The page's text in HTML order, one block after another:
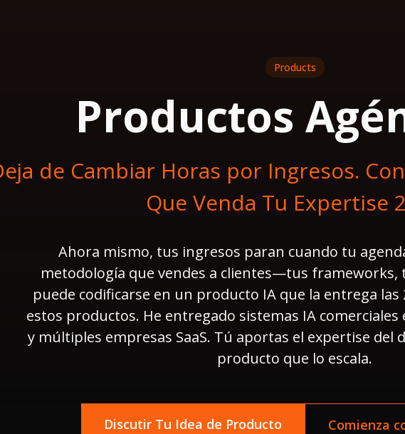
Products
Productos
de Cambiar Horas por Ingresos.
Que Venda Tu Expertise
Ahora mismo, tus ingresos paran cuando tu
metodología que vendes a clientes—tus
puede codificarse en un producto IA que la entrega las
estos productos. He entregado sistemas IA comerciales
y múltiples empresas SaaS. Tú aportas el expertise del
producto que lo escala.
Discutir Tu Idea de Producto Comienza